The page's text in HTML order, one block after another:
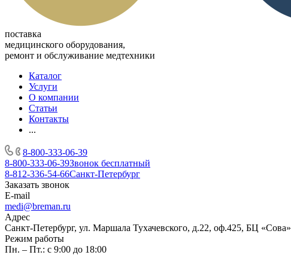
поставка
медицинского оборудования,
ремонт и обслуживание медтехники
Каталог
Услуги
О компании
Статьи
Контакты
...
8-800-333-06-39
8-800-333-06-39Звонок бесплатный
8-812-336-54-66Санкт-Петербург
Заказать звонок
E-mail
medi@breman.ru
Адрес
Санкт-Петербург, ул. Маршала Тухачевского, д.22, оф.425, БЦ «Сова»
Режим работы
Пн. – Пт.: с 9:00 до 18:00